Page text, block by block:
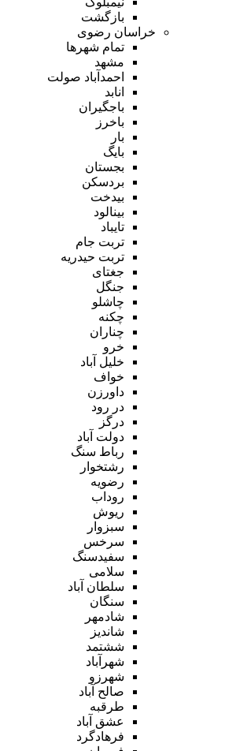
بازگشت
خراسان رضوی
تمام شهر‌ها
مشهد
احمدآباد صولت
انابد
باجگیران
باخرز
بار
بایگ
بجستان
بردسکن
بیدخت
بینالود
تایباد
تربت جام
تربت حیدریه
جغتای
جنگل
چاشلو
چکنه
چناران
خرو
خلیل آباد
خواف
داورزن
در رود
درگز
دولت آباد
رباط سنگ
رشتخوار
رضویه
روداب
ریوش
سبزوار
سرخس
سفیدسنگ
سلامی
سلطان آباد
سنگان
شادمهر
شاندیز
ششتمد
شهرآباد
شهرزو
صالح آباد
طرقبه
عشق آباد
فرهادگرد